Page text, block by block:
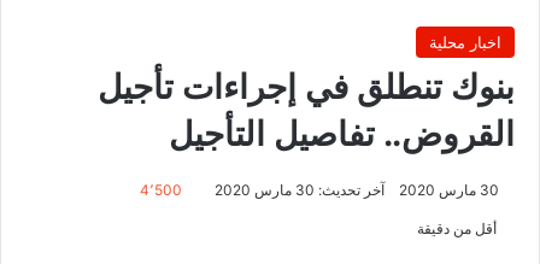
اخبار محلية
بنوك تنطلق في إجراءات تأجيل
القروض.. تفاصيل التأجيل
30 مارس 2020 آخر تحديث: 30 مارس 2020 4٬500
أقل من دقيقة